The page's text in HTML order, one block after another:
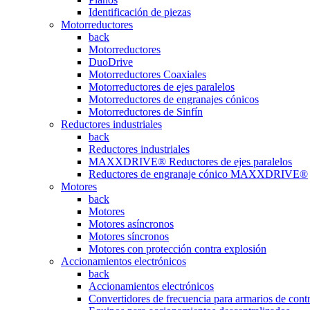
Identificación de piezas
Motorreductores
back
Motorreductores
DuoDrive
Motorreductores Coaxiales
Motorreductores de ejes paralelos
Motorreductores de engranajes cónicos
Motorreductores de Sinfín
Reductores industriales
back
Reductores industriales
MAXXDRIVE® Reductores de ejes paralelos
Reductores de engranaje cónico MAXXDRIVE®
Motores
back
Motores
Motores asíncronos
Motores síncronos
Motores con protección contra explosión
Accionamientos electrónicos
back
Accionamientos electrónicos
Convertidores de frecuencia para armarios de